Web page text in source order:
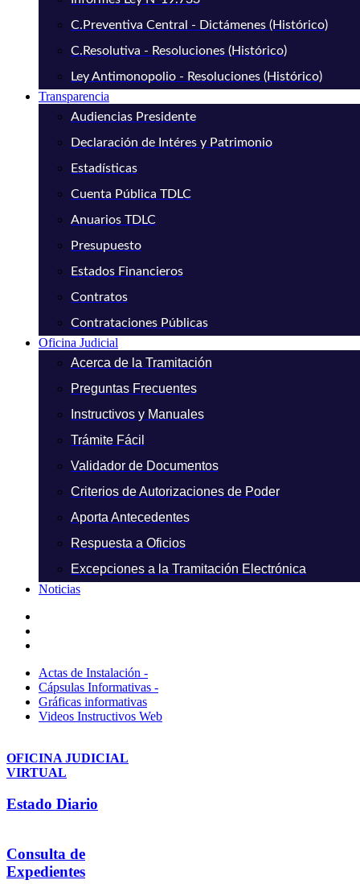
C.Preventiva Central - Dictámenes (Histórico)
C.Resolutiva - Resoluciones (Histórico)
Ley Antimonopolio - Resoluciones (Histórico)
Transparencia
Audiencias Presidente
Declaración de Intéres y Patrimonio
Estadísticas
Cuenta Pública TDLC
Anuarios TDLC
Presupuesto
Estados Financieros
Contratos
Contrataciones Públicas
Oficina Judicial
Acerca de la Tramitación
Preguntas Frecuentes
Instructivos y Manuales
Trámite Fácil
Validador de Documentos
Criterios de Autorizaciones de Poder
Aporta Antecedentes
Respuesta a Oficios
Excepciones a la Tramitación Electrónica
Noticias
Actas de Instalación -
Cápsulas Informativas -
Gráficas informativas
Videos Instructivos Web
OFICINA JUDICIAL
VIRTUAL
Estado Diario
Consulta de
Expedientes